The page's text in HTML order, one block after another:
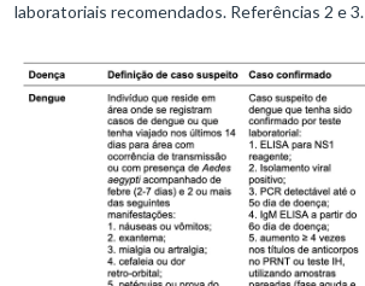
laboratoriais recomendados. Referências 2 e 3.